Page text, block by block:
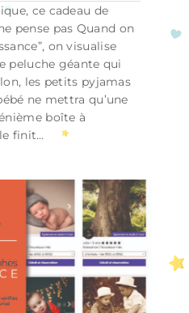
ce cadeau de
pense pas Quand on
on visualise
peluche géante qui
les petits pyjamas
ne mettra qu’une
boîte à
finit…